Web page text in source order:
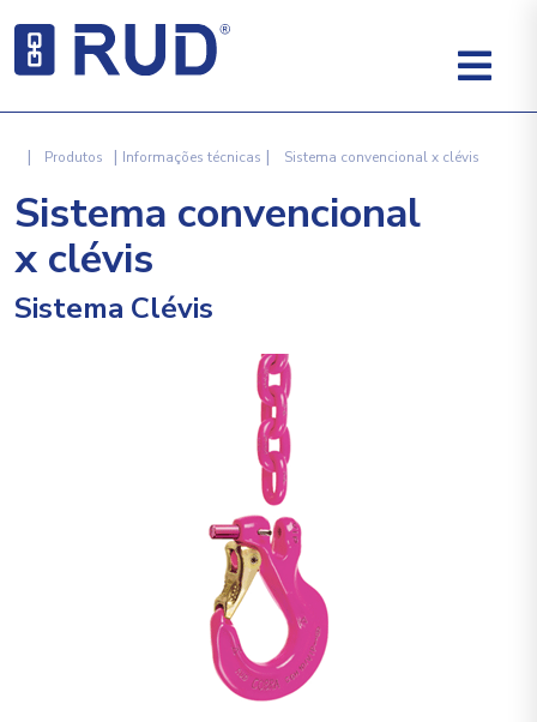
| Produtos | Informações técnicas | Sistema convencional x clévis
Sistema convencional
x clévis
Sistema Clévis